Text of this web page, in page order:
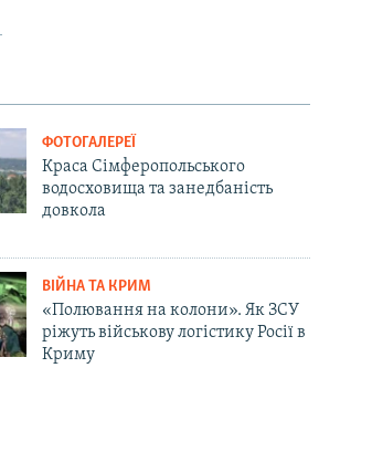
ФОТОГАЛЕРЕЇ
Краса Сімферопольського
водосховища та занедбаність
довкола
ВІЙНА ТА КРИМ
«Полювання на колони». Як ЗСУ
ріжуть військову логістику Росії в
Криму